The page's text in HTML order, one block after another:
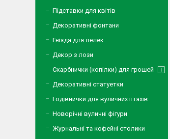
Підставки для квітів
Декоративні фонтани
Гнізда для лелек
Декор з лози
Скарбнички (копілки) для грошей
Декоративні статуетки
Годівнички для вуличних птахів
Новорічні вуличні фігури
Журнальні та кофейні столики